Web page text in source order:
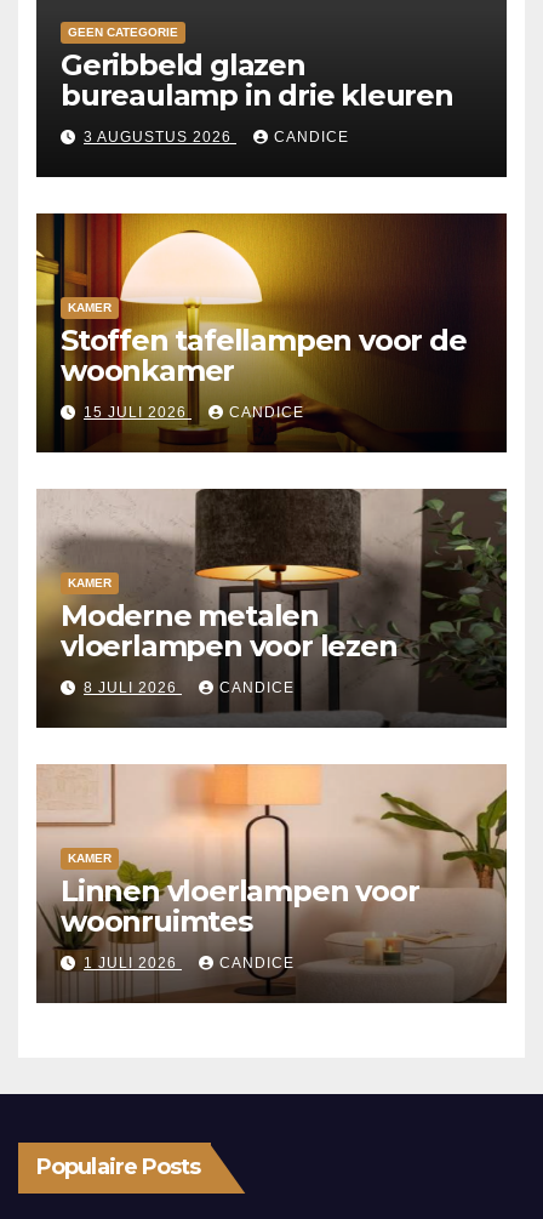
GEEN CATEGORIE
Geribbeld glazen
bureaulamp in drie kleuren
3 AUGUSTUS 2026 CANDICE
KAMER
Stoffen tafellampen voor de
woonkamer
15 JULI 2026 CANDICE
KAMER
Moderne metalen
vloerlampen voor lezen
8 JULI 2026 CANDICE
KAMER
Linnen vloerlampen voor
woonruimtes
1 JULI 2026 CANDICE
Populaire Posts